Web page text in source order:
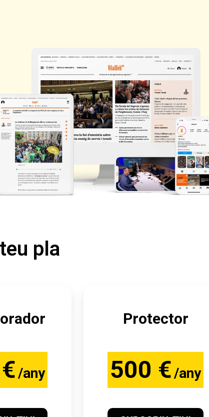
pla
/any
Protector
500 €/any